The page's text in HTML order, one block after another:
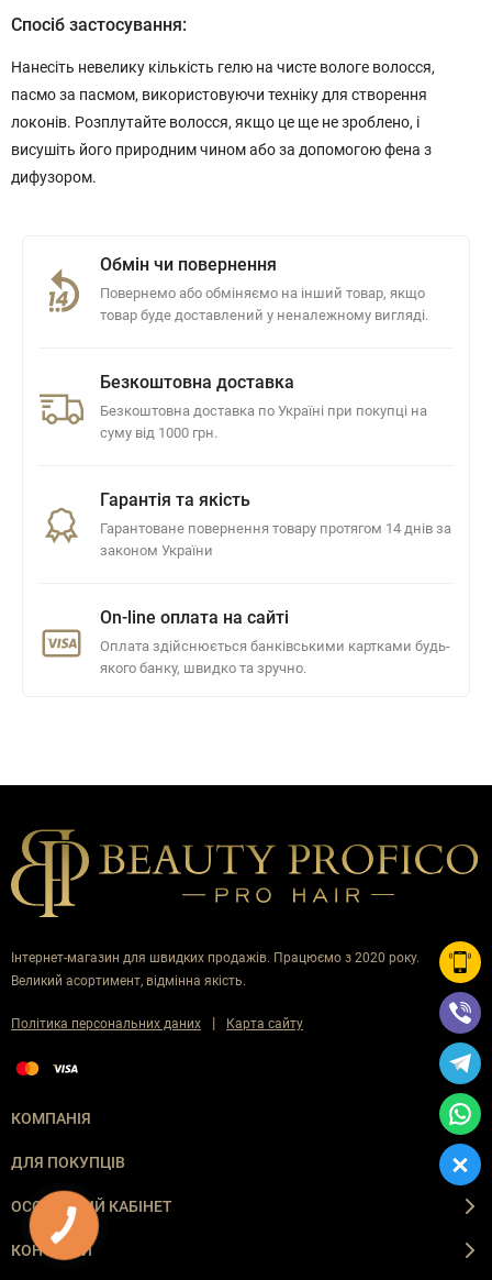
Спосіб застосування:
Нанесіть невелику кількість гелю на чисте вологе волосся,
пасмо за пасмом, використовуючи техніку для створення
локонів. Розплутайте волосся, якщо це ще не зроблено, і
висушіть його природним чином або за допомогою фена з
дифузором.
Обмін чи повернення
Повернемо або обміняємо на інший товар, якщо
товар буде доставлений у неналежному вигляді.
Безкоштовна доставка
Безкоштовна доставка по Україні при покупці на
суму від 1000 грн.
Гарантія та якість
Гарантоване повернення товару протягом 14 днів за
законом України
On-line оплата на сайті
Оплата здійснюється банківськими картками будь-
якого банку, швидко та зручно.
Інтернет-магазин для швидких продажів. Працюємо з 2020 року.
Великий асортимент, відмінна якість.
Політика персональних даних | Карта сайту
КОМПАНІЯ
ДЛЯ ПОКУПЦІВ
ОСОБИСТИЙ КАБІНЕТ
КОНТАКТИ
КНОПКА
ЗВ'ЯЗКУ